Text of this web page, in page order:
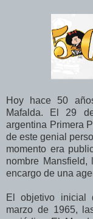
Hoy hace 50
Mafalda. El 29
argentina Primera
de este genial
momento era
nombre
encargo de una
El objetivo inicial
marzo de 1965,